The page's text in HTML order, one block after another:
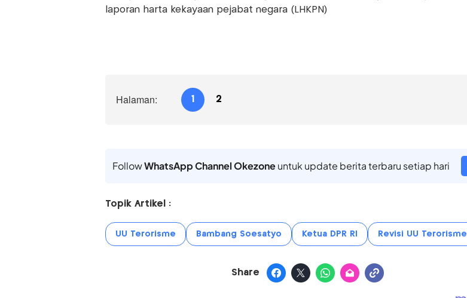
laporan harta kekayaan pejabat negara (LHKPN)
Halaman: 1 2
FollowWhatsApp Channel Okezoneuntuk update berita terbaru setiap hari
Topik Artikel :
UU Terorisme Bambang Soesatyo Ketua DPR RI Revisi UU Terorisme
Share